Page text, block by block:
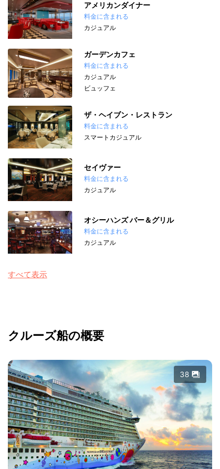
アメリカンダイナー
料金に含まれる
カジュアル
ガーデンカフェ
料金に含まれる
カジュアル
ビュッフェ
ザ・ヘイブン・レストラン
料金に含まれる
スマートカジュアル
セイヴァー
料金に含まれる
カジュアル
オシーハンズ バー＆グリル
料金に含まれる
カジュアル
すべて表示
クルーズ船の概要
38